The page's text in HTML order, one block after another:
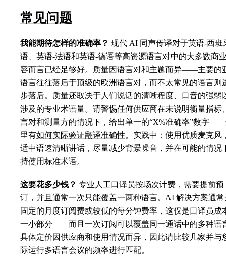
常见问题
我能期待怎样的准确率？ 现代 AI 同声传译对于英语-西班
语、英语-法语和英语-德语等高资源语言对中的大多数商
容而言已经足够好。质量因语言对和主题而异——主要的
语言往往落后于顶级的欧洲语言对，而不太常见的语言则
步落后。质量还取决于人们说话的清晰程度、口音的强弱
涉及的专业术语量。请警惕任何供应商在未说明衡量指标
言对和测量方的情况下，给出单一的“X%准确率”数字
里有如何实际验证翻译准确性。实践中：使用优质麦克风
适中语速清晰讲话，尽量减少背景噪音，并在可能的情况
持使用标准术语。
这要花多少钱？ 专业人工口译员按场次计费，需要提前预
订，并且通常一次只能覆盖一两种语言。AI 解决方案通常
固定的月度订阅费或较低的每分钟费率，这仅是口译员成
一小部分——而且一次订阅可以覆盖同一通话中的多种语
具体定价因供应商和使用情况而异，因此请比较几家并与
际运行多语言会议的频率进行匹配。